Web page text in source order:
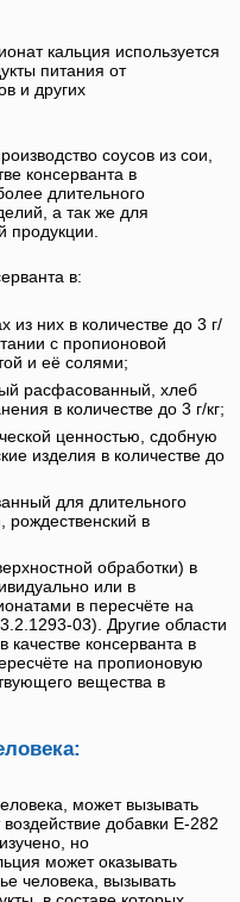
кальция используется
питания от
и других
соусов из сои,
консерванта в
длительного
а так же для
продукции.
в:
из них в количестве до 3 г/
с пропионовой
и её солями;
расфасованный, хлеб
в количестве до 3 г/кг;
ценностью, сдобную
изделия в количестве до
для длительного
рождественский в
обработки) в
или в
в пересчёте на
03). Другие области
консерванта в
на пропионовую
вещества в
может вызывать
добавки Е-282
но
может оказывать
человека, вызывать